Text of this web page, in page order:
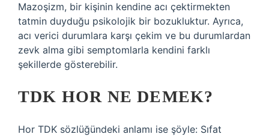
Mazoşizm, bir kişinin kendine acı çektirmekten
tatmin duyduğu psikolojik bir bozukluktur. Ayrıca,
acı verici durumlara karşı çekim ve bu durumlardan
zevk alma gibi semptomlarla kendini farklı
şekillerde gösterebilir.
TDK HOR NE DEMEK?
Hor TDK sözlüğündeki anlamı ise şöyle: Sıfat